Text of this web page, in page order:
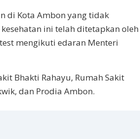
di Kota Ambon yang tidak
ini telah ditetapkan oleh
mengikuti edaran Menteri
Bhakti Rahayu, Rumah Sakit
dan Prodia Ambon.